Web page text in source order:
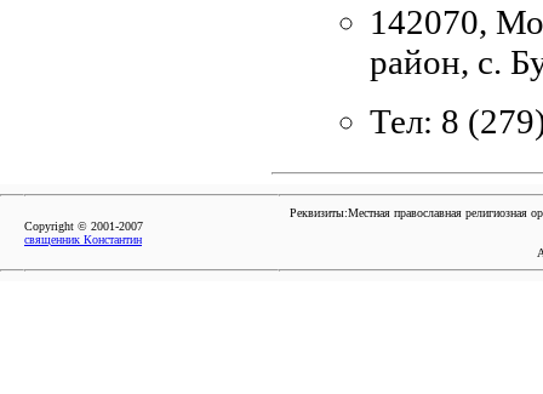
142070,
район, с.
Тел: 8
Copyright © 2001-2007
священник Константин
Реквизиты:Местная православная